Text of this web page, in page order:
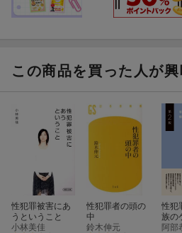
この商品を買った人が
性犯罪被害にあ
うということ
小林美佳
性犯罪者の頭の
中
鈴木伸元
性犯
族の
〔第
阿部